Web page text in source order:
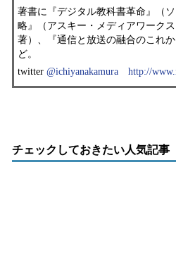
著書に『デジタル教科書革命』（
略』（アスキー・メディアワーク
著）、『通信と放送の融合のこれ
ど。
twitter @ichiyanakamura http://
チェックしておきたい人気記事